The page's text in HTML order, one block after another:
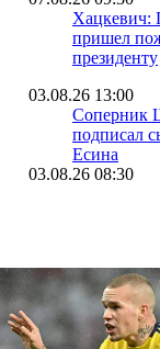
Хацкевич:
пришел
президенту
03.08.26 13:00
Соперник
подписал
Есина
03.08.26 08:30
16.07.26 18:11
Сергей
нас в